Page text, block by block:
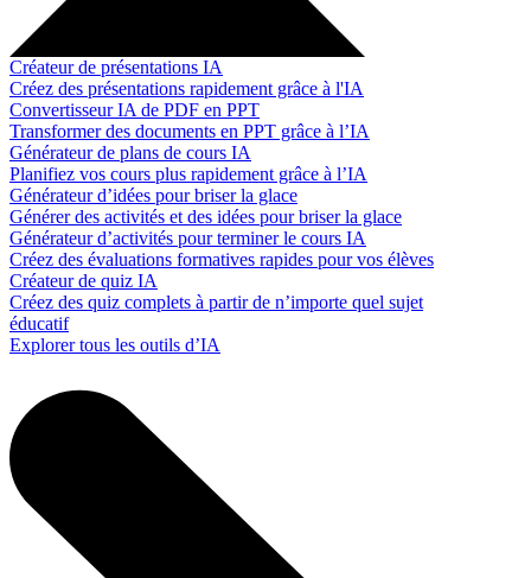
Créateur de présentations IA
Créez des présentations rapidement grâce à l'IA
Convertisseur IA de PDF en PPT
Transformer des documents en PPT grâce à l’IA
Générateur de plans de cours IA
Planifiez vos cours plus rapidement grâce à l’IA
Générateur d’idées pour briser la glace
Générer des activités et des idées pour briser la glace
Générateur d’activités pour terminer le cours IA
Créez des évaluations formatives rapides pour vos élèves
Créateur de quiz IA
Créez des quiz complets à partir de n’importe quel sujet
éducatif
Explorer tous les outils d’IA